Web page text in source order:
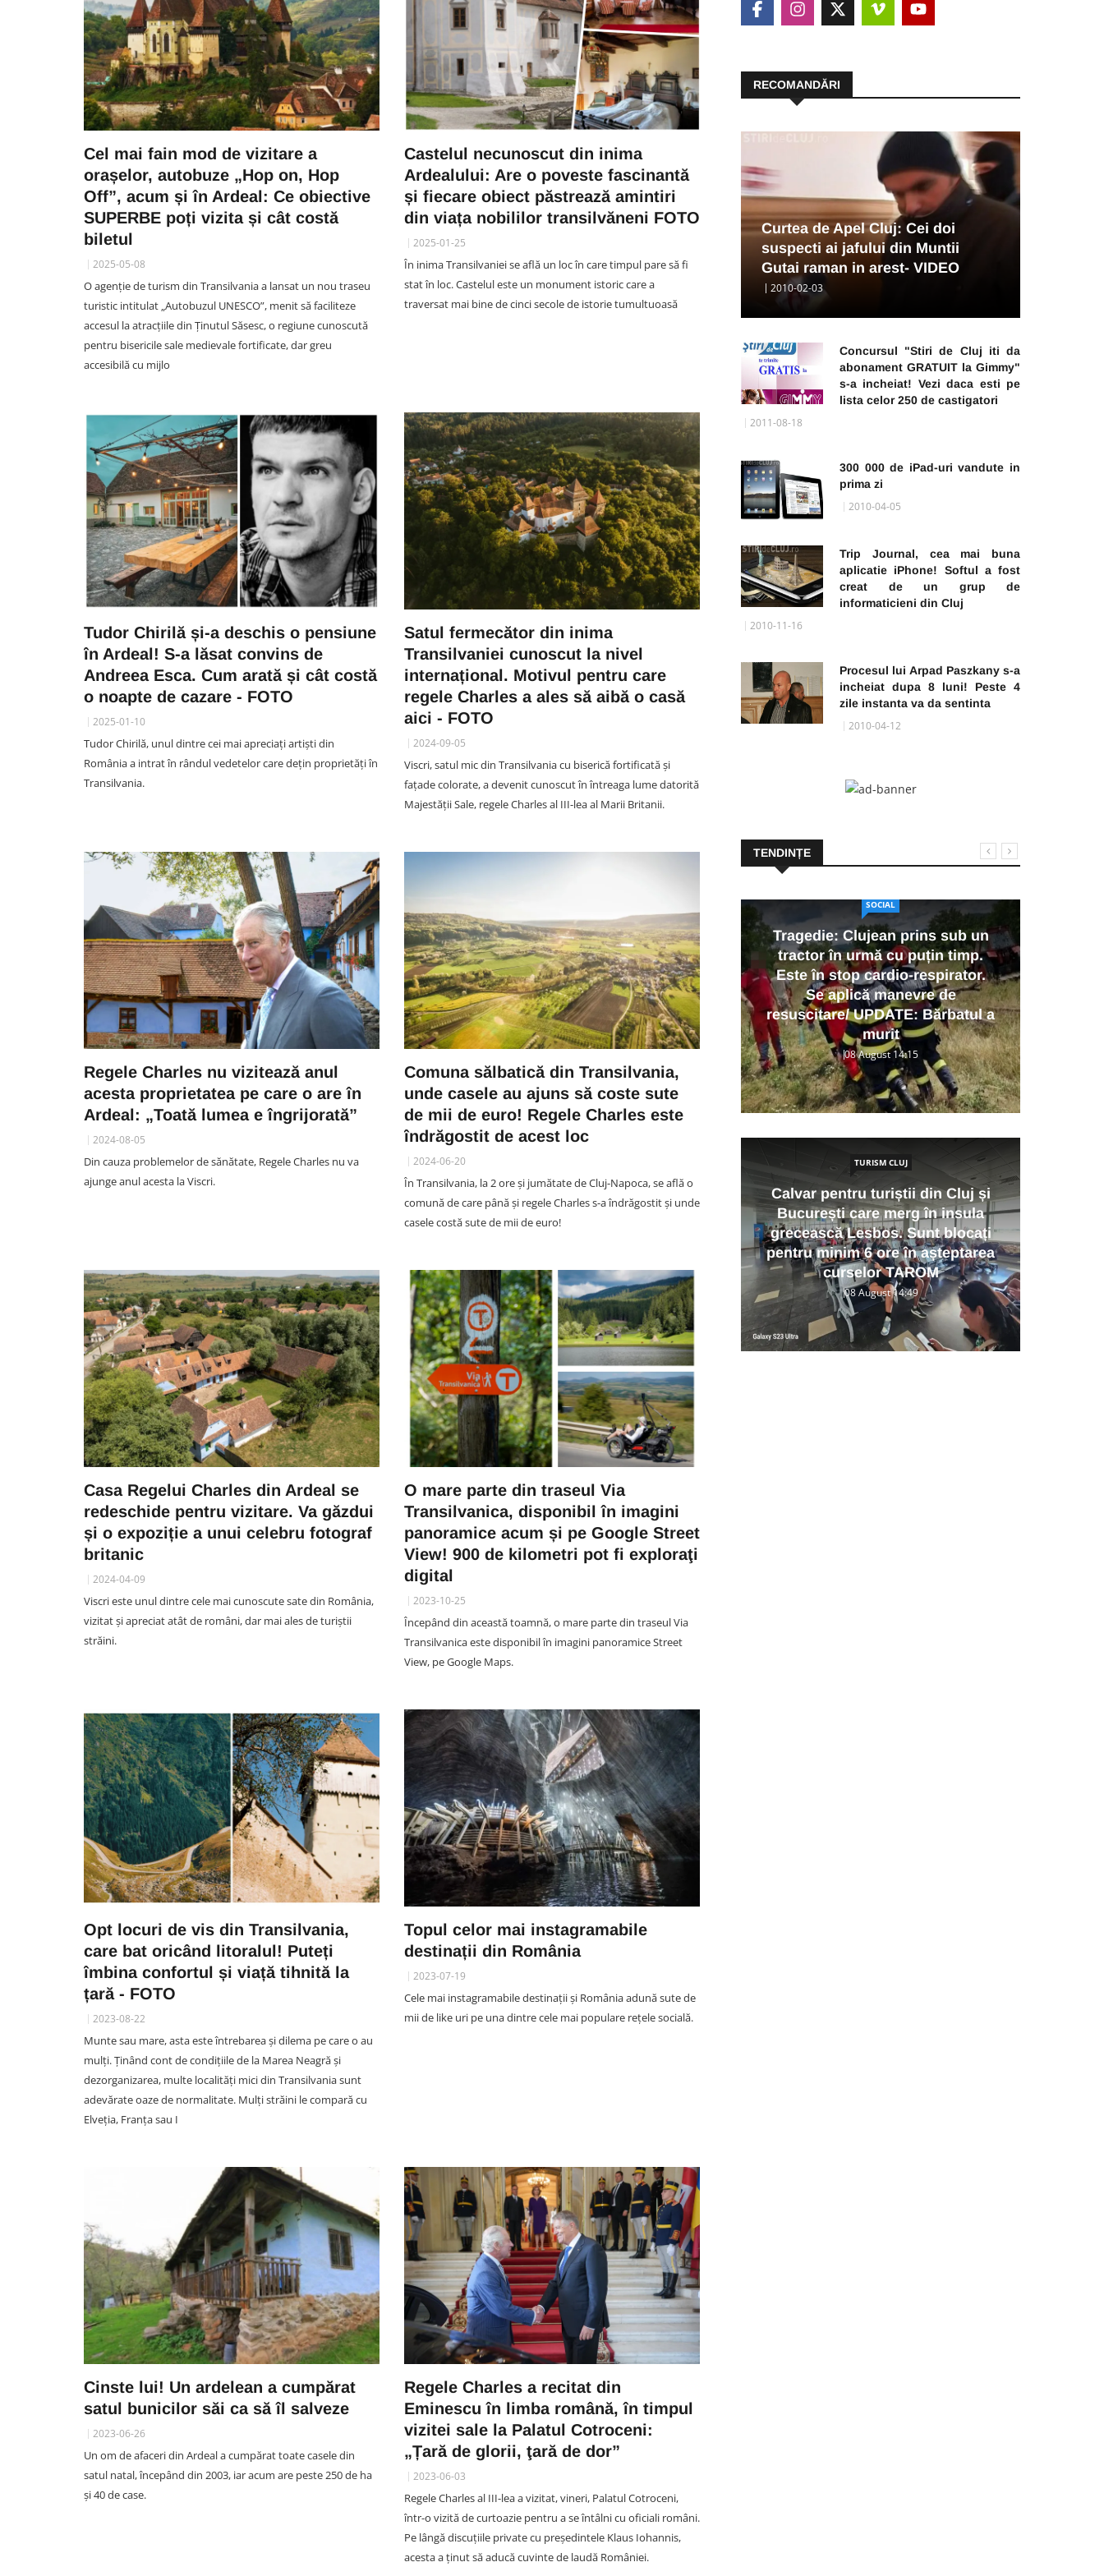
Cel mai fain mod de vizitare a
orașelor, autobuze „Hop on, Hop
Off”, acum și în Ardeal: Ce obiective
SUPERBE poți vizita și cât costă
biletul
2025-05-08
O agenție de turism din Transilvania a lansat un nou traseu
turistic intitulat „Autobuzul UNESCO”, menit să faciliteze
accesul la atracțiile din Ținutul Săsesc, o regiune cunoscută
pentru bisericile sale medievale fortificate, dar greu
accesibilă cu mijlo
Castelul necunoscut din inima
Ardealului: Are o poveste fascinantă
și fiecare obiect păstrează amintiri
din viața nobililor transilvăneni FOTO
2025-01-25
În inima Transilvaniei se află un loc în care timpul pare să fi
stat în loc. Castelul este un monument istoric care a
traversat mai bine de cinci secole de istorie tumultuoasă
Tudor Chirilă și-a deschis o pensiune
în Ardeal! S-a lăsat convins de
Andreea Esca. Cum arată și cât costă
o noapte de cazare - FOTO
2025-01-10
Tudor Chirilă, unul dintre cei mai apreciați artiști din
România a intrat în rândul vedetelor care dețin proprietăți în
Transilvania.
Satul fermecător din inima
Transilvaniei cunoscut la nivel
internațional. Motivul pentru care
regele Charles a ales să aibă o casă
aici - FOTO
2024-09-05
Viscri, satul mic din Transilvania cu biserică fortificată şi
faţade colorate, a devenit cunoscut în întreaga lume datorită
Majestății Sale, regele Charles al III-lea al Marii Britanii.
Regele Charles nu vizitează anul
acesta proprietatea pe care o are în
Ardeal: „Toată lumea e îngrijorată”
2024-08-05
Din cauza problemelor de sănătate, Regele Charles nu va
ajunge anul acesta la Viscri.
Comuna sălbatică din Transilvania,
unde casele au ajuns să coste sute
de mii de euro! Regele Charles este
îndrăgostit de acest loc
2024-06-20
În Transilvania, la 2 ore și jumătate de Cluj-Napoca, se află o
comună de care până și regele Charles s-a îndrăgostit și unde
casele costă sute de mii de euro!
Casa Regelui Charles din Ardeal se
redeschide pentru vizitare. Va găzdui
și o expoziție a unui celebru fotograf
britanic
2024-04-09
Viscri este unul dintre cele mai cunoscute sate din România,
vizitat și apreciat atât de români, dar mai ales de turiștii
străini.
O mare parte din traseul Via
Transilvanica, disponibil în imagini
panoramice acum și pe Google Street
View! 900 de kilometri pot fi exploraţi
digital
2023-10-25
Începând din această toamnă, o mare parte din traseul Via
Transilvanica este disponibil în imagini panoramice Street
View, pe Google Maps.
Opt locuri de vis din Transilvania,
care bat oricând litoralul! Puteți
îmbina confortul și viață tihnită la
țară - FOTO
2023-08-22
Munte sau mare, asta este întrebarea și dilema pe care o au
mulți. Ținând cont de condițiile de la Marea Neagră și
dezorganizarea, multe localități mici din Transilvania sunt
adevărate oaze de normalitate. Mulți străini le compară cu
Elveția, Franța sau I
Topul celor mai instagramabile
destinații din România
2023-07-19
Cele mai instagramabile destinații și România adună sute de
mii de like uri pe una dintre cele mai populare rețele socială.
Cinste lui! Un ardelean a cumpărat
satul bunicilor săi ca să îl salveze
2023-06-26
Un om de afaceri din Ardeal a cumpărat toate casele din
satul natal, începând din 2003, iar acum are peste 250 de ha
și 40 de case.
Regele Charles a recitat din
Eminescu în limba română, în timpul
vizitei sale la Palatul Cotroceni:
„Țară de glorii, ţară de dor”
2023-06-03
Regele Charles al III-lea a vizitat, vineri, Palatul Cotroceni,
într-o vizită de curtoazie pentru a se întâlni cu oficiali români.
Pe lângă discuțiile private cu președintele Klaus Iohannis,
acesta a ținut să aducă cuvinte de laudă României.
RECOMANDĂRI
Curtea de Apel Cluj: Cei doi
suspecti ai jafului din Muntii
Gutai raman in arest- VIDEO
2010-02-03
Concursul "Stiri de Cluj iti da
abonament GRATUIT la Gimmy"
s-a incheiat! Vezi daca esti pe
lista celor 250 de castigatori
2011-08-18
300 000 de iPad-uri vandute in
prima zi
2010-04-05
Trip Journal, cea mai buna
aplicatie iPhone! Softul a fost
creat de un grup de
informaticieni din Cluj
2010-11-16
Procesul lui Arpad Paszkany s-a
incheiat dupa 8 luni! Peste 4
zile instanta va da sentinta
2010-04-12
TENDINȚE
UNTOLD FESTIVAL CLUJ
Fetele au rupt normele la
UNTOLD 2026 și au ridicat
ștacheta! Costumațiile lor au
întors multe capete în prima zi
de festival. Vouă care v-au
plăcut?
României
08 August 11:59
UNTOLD FESTIVAL CLUJ
Senzuala Zara Larsson a avut
concurență serioasă la UNTOLD,
în public. Nu știai cu cine să ții:
Hai, România! sau Hai, Suedia!
Voi cui ați făcut „galerie”?
Rectorul UMF Cluj, Anca
Buzoianu, a primit o declarație
ca pe «U»”
07 August 15:35
SOCIAL
Tragedie: Clujean prins sub un
tractor în urmă cu puțin timp.
Este în stop cardio-respirator.
Se aplică manevre de
resuscitare/ UPDATE: Bărbatul a
murit
08 August 14:15
TURISM CLUJ
Calvar pentru turiștii din Cluj și
București care merg în insula
grecească Lesbos. Sunt blocați
pentru minim 6 ore în așteptarea
curselor TAROM
08 August 14:49